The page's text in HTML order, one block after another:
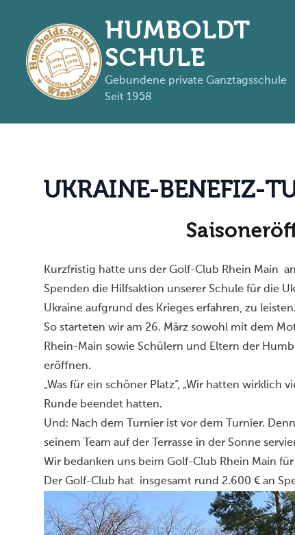
HUMBOLDT
SCHULE
Gebundene private Ganztagsschule
Seit 1958
UKRAINE-BENEFIZ-T
Kurzfristig hatte uns der Golf-Club Rhein Main
Spenden die Hilfsaktion unserer Schule für die
Ukraine aufgrund des Krieges erfahren, zu leisten.
So starteten wir am 26. März sowohl mit dem
Rhein-Main sowie Schülern und Eltern der
eröffnen.
„Was für ein schöner Platz“, „Wir hatten wirklich
Runde beendet hatten.
Und: Nach dem Turnier ist vor dem Turnier.
seinem Team auf der Terrasse in der Sonne
Wir bedanken uns beim Golf-Club Rhein Main
Der Golf-Club hat insgesamt rund 2.600 € an